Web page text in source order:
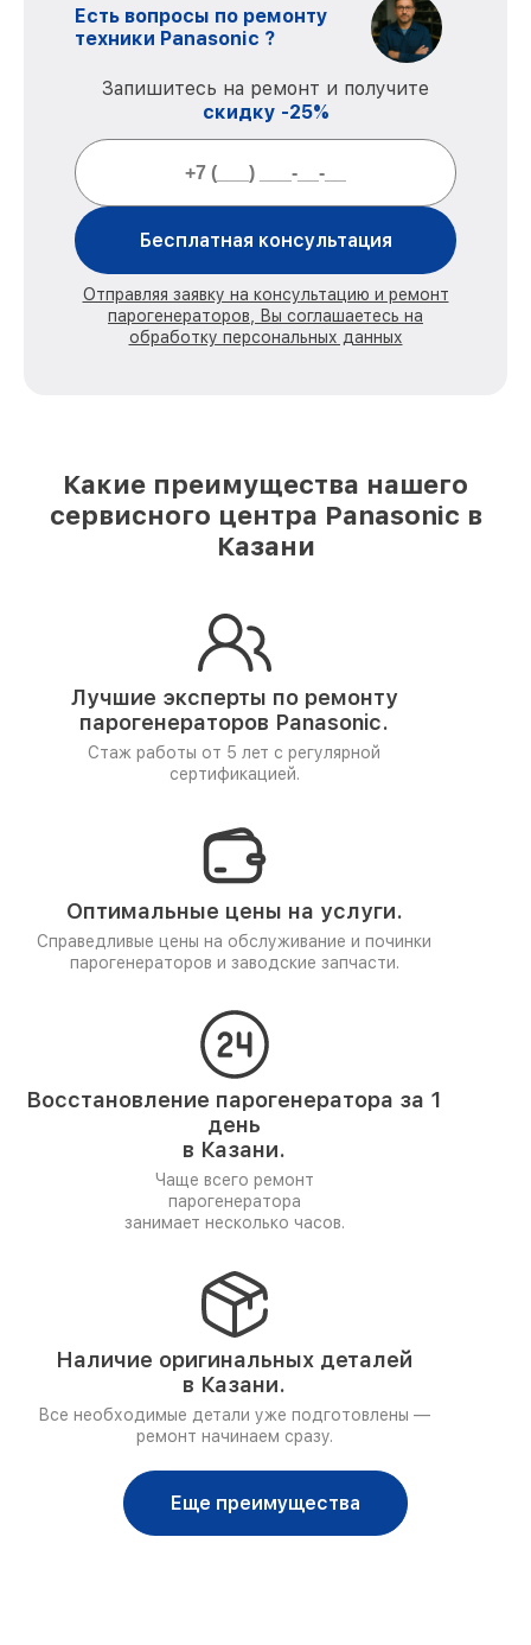
Есть вопросы по ремонту
техники Panasonic ?
Запишитесь на ремонт и получите
скидку -25%
Бесплатная консультация
Отправляя заявку на консультацию и ремонт
парогенераторов, Вы соглашаетесь на
обработку персональных данных
Какие преимущества нашего
сервисного центра Panasonic в
Казани
Лучшие эксперты по ремонту
парогенераторов Panasonic.
Стаж работы от 5 лет с регулярной
сертификацией.
Оптимальные цены на услуги.
Справедливые цены на обслуживание и починки
парогенераторов и заводские запчасти.
Восстановление парогенератора за 1
день
в Казани.
Чаще всего ремонт
парогенератора
занимает несколько часов.
Наличие оригинальных деталей
в Казани.
Все необходимые детали уже подготовлены —
ремонт начинаем сразу.
Еще преимущества